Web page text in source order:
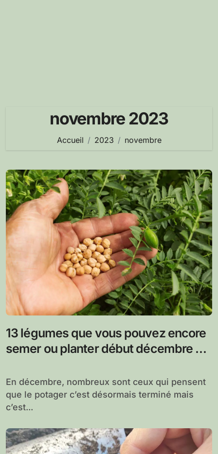
novembre 2023
Accueil 2023 novembre
13 légumes que vous pouvez encore
semer ou planter début décembre au
En décembre, nombreux sont ceux qui pensent
que le potager c’est désormais terminé mais
c’est...